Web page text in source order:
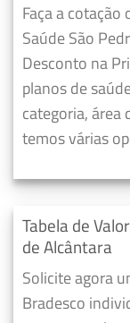
Faça a
Saúde São
Desconto na
planos de
categoria, área
temos várias
Tabela de
de Alcântara
Solicite agora
Bradesco